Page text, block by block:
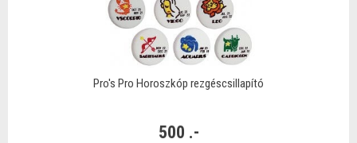
Pro's Pro Horoszkóp rezgéscsillapító
500 .-